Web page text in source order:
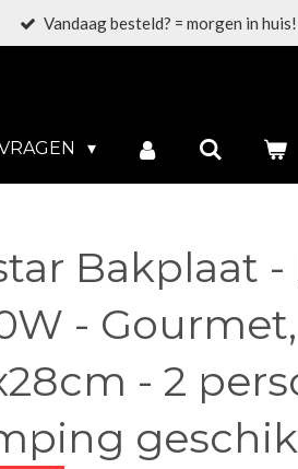
Vandaag besteld? = morgen in huis!
Bakplaat -
-
- 2